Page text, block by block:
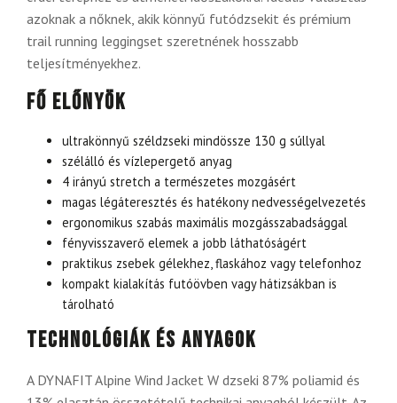
azoknak a nőknek, akik könnyű futódzsekit és prémium
trail running leggingset szeretnének hosszabb
teljesítményekhez.
Fő előnyök
ultrakönnyű széldzseki mindössze 130 g súllyal
szélálló és vízlepergető anyag
4 irányú stretch a természetes mozgásért
magas légáteresztés és hatékony nedvességelvezetés
ergonomikus szabás maximális mozgásszabadsággal
fényvisszaverő elemek a jobb láthatóságért
praktikus zsebek gélekhez, flaskához vagy telefonhoz
kompakt kialakítás futóövben vagy hátizsákban is
tárolható
Technológiák és anyagok
A DYNAFIT Alpine Wind Jacket W dzseki 87% poliamid és